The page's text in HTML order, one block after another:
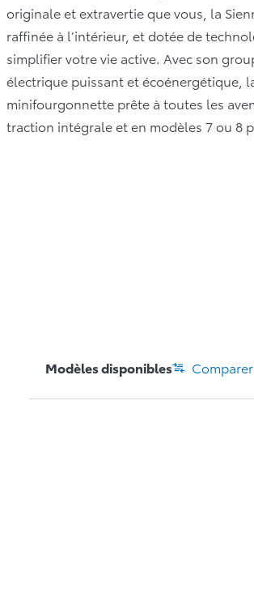
originale et extravertie que vous, la
raffinée à l’intérieur, et dotée de
simplifier votre vie active. Avec son
électrique puissant et écoénergétique,
minifourgonnette prête à toutes les
traction intégrale et en modèles 7 ou 8
Modèles disponibles